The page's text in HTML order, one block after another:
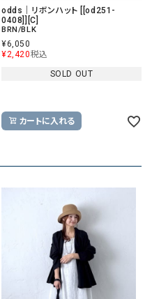
odds｜リボンハット [[od251-
0408]][C]
BRN/BLK
¥6,050
¥2,420税込
SOLD OUT
カートに入れる